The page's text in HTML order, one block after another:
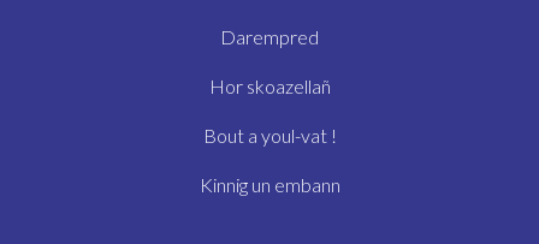
Darempred
Hor skoazellañ
Bout a youl-vat !
Kinnig un embann